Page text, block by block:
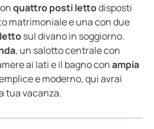
quattro posti lettodisposti
matrimoniale e una con due
sul divano in soggiorno.
, un salotto centrale con
ai lati e il bagno conampia
e moderno, qui avrai
tua vacanza.